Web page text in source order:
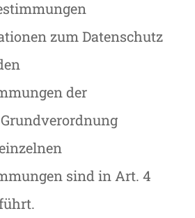
zum Datenschutz
der
sind in Art. 4